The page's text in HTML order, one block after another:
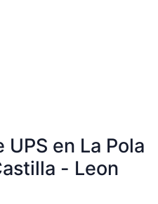
en La Pola
- Leon